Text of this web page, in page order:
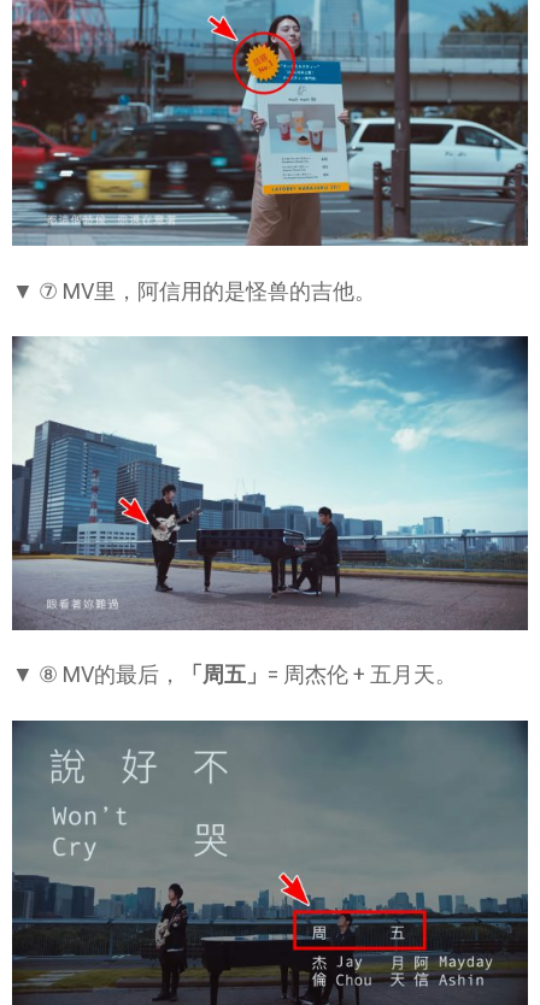
▼ ⑦ MV里，阿信用的是怪兽的吉他。
▼ ⑧ MV的最后， 「周五」 = 周杰伦 + 五月天。